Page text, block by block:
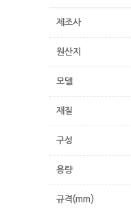
제조사
원산지
모델
재질
구성
용량
규격(mm)